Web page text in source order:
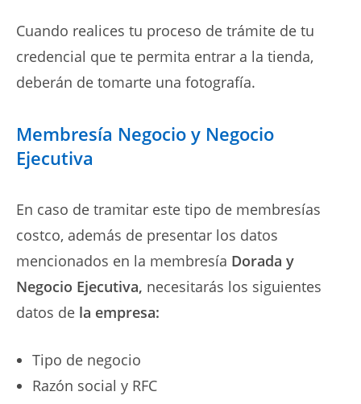
Cuando realices tu proceso de trámite de tu
credencial que te permita entrar a la tienda,
deberán de tomarte una fotografía.
Membresía Negocio y Negocio
Ejecutiva
En caso de tramitar este tipo de membresías
costco, además de presentar los datos
mencionados en la membresía Dorada y
Negocio Ejecutiva, necesitarás los siguientes
datos de la empresa:
Tipo de negocio
Razón social y RFC